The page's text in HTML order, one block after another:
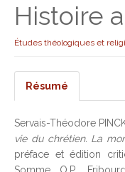
Histoire
Études théologiques et
Résumé
Servais-Théodore
vie du chrétien. La
préface et édition